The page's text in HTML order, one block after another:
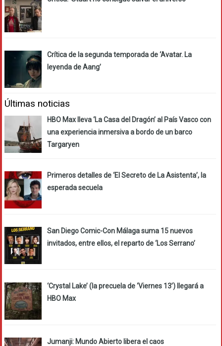
Crítica de la segunda temporada de ‘Avatar. La
leyenda de Aang’
Últimas noticias
HBO Max lleva ‘La Casa del Dragón’ al País Vasco con
una experiencia inmersiva a bordo de un barco
Targaryen
Primeros detalles de ‘El Secreto de La Asistenta’, la
esperada secuela
San Diego Comic-Con Málaga suma 15 nuevos
invitados, entre ellos, el reparto de ‘Los Serrano’
‘Crystal Lake’ (la precuela de ‘Viernes 13’) llegará a
HBO Max
Jumanji: Mundo Abierto libera el caos